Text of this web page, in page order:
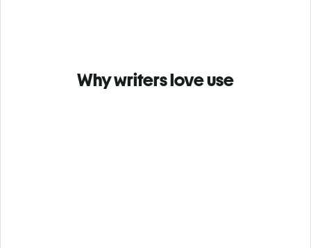
Why writers love use